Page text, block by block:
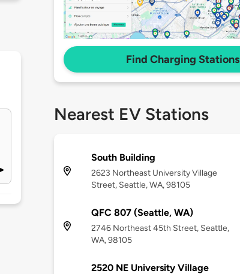
Find Charging Stations
Nearest EV Stations
South Building
2623 Northeast University Village
Street, Seattle, WA, 98105
QFC 807 (Seattle, WA)
2746 Northeast 45th Street, Seattle,
WA, 98105
2520 NE University Village